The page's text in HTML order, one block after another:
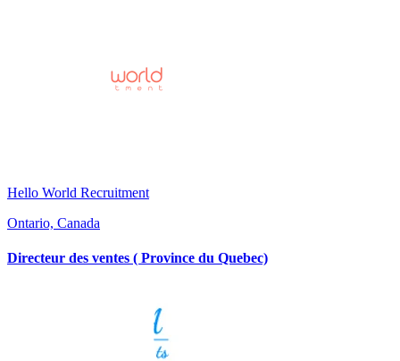
Hello World Recruitment
Ontario, Canada
Directeur des ventes ( Province du Quebec)